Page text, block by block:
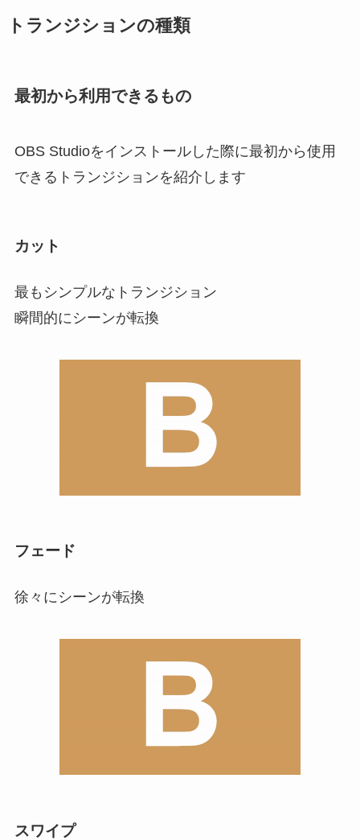
トランジションの種類
最初から利用できるもの
OBS Studioをインストールした際に最初から使用
できるトランジションを紹介します
カット
最もシンプルなトランジション
瞬間的にシーンが転換
フェード
徐々にシーンが転換
スワイプ